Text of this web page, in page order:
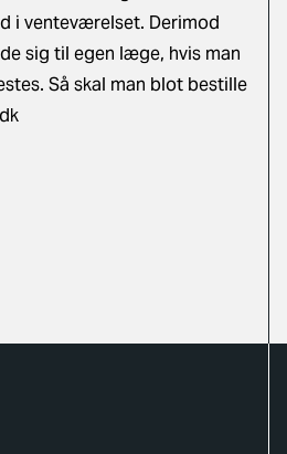
i venteværelset. Derimod
sig til egen læge, hvis man
Så skal man blot bestille